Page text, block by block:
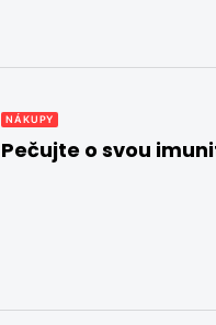
NÁKUPY
Pečujte o svou